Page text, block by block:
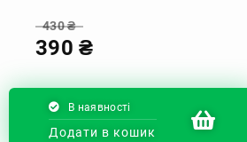
430₴
390₴
В наявності
Додати в кошик